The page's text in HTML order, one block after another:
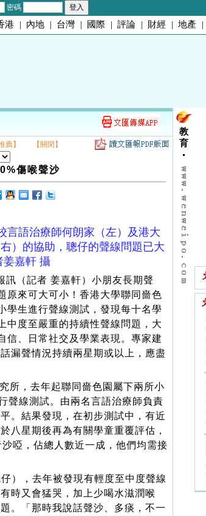
密碼
港 | 內地 | 台灣 | 國際 | 評論 | 財經 | 地產 |
薦】 【關閉】
傷喉聲沙
言語治療師何朗家（左）及港大
）的協助，聰仔的聲線問題已大
姜嘉軒 攝
訊（記者 姜嘉軒）小朋友長期聲
原來可大可小！香港大學聯同嗇色
學生進行聲線測試，發現每十名學
中度至嚴重的持續性聲線問題，大
信、日常社交及學業表現。專家建
漏聲情況持續兩星期或以上，應盡
所，去年起聯同嗇色園屬下兩所小
聲線測試。由兩名言語治療師負責
。結果發現，在初步測試中，有近
八星期後再為有關學童重覆評估，
啞，佔總人數近一成，他們均需接
），去年被發現有輕度至中度聲線
時又會猛哭，加上少喝水滋潤喉
。「那時我說話聲沙、多痰，不一
教
育